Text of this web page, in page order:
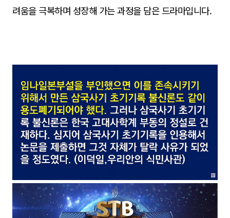
려움을 극복하며 성장해 가는 과정을 담은 드라마입니다.